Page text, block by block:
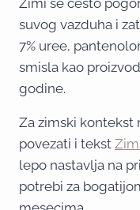
Zimi se često
suvog vazduha i
7% uree,
smisla kao
godine.
Za zimski kontekst
povezati i tekst
lepo nastavlja na
potrebi za